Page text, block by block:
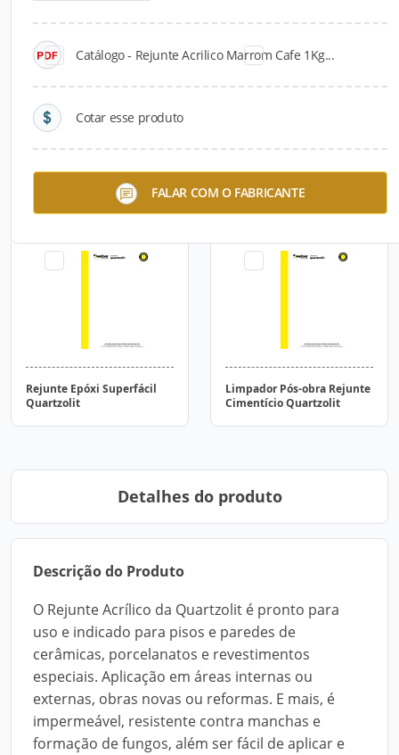
Catálogo - Rejunte Acrilico Marrom Cafe 1Kg...
Cotar esse produto
FALAR COM O FABRICANTE
Rejunte Acrílico Quartzolit
Quartzolit
Rejunte Epóxi Superfácil
Quartzolit
Limpador Pós-obra Rejunte
Cimentício Quartzolit
Detalhes do produto
Descrição do Produto
O Rejunte Acrílico da Quartzolit é pronto para
uso e indicado para pisos e paredes de
cerâmicas, porcelanatos e revestimentos
especiais. Aplicação em áreas internas ou
externas, obras novas ou reformas. E mais, é
impermeável, resistente contra manchas e
formação de fungos, além ser fácil de aplicar e